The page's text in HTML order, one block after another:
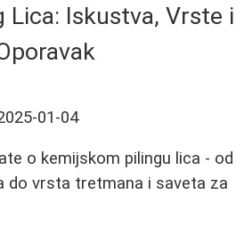
Lica: Iskustva, Vrste i
01-04
o kemijskom pilingu lica - od
do vrsta tretmana i saveta za